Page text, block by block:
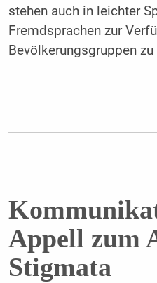
stehen auch in leichter
Fremdsprachen zur
Bevölkerungsgruppen zu
Appell zum
Stigmata